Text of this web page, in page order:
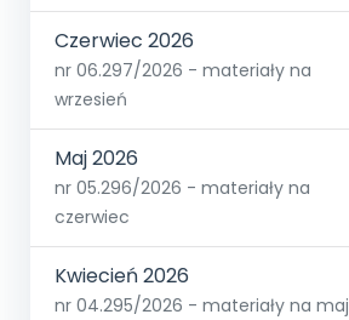
Czerwiec 2026
nr 06.297/2026 - materiały na
wrzesień
Maj 2026
nr 05.296/2026 - materiały na
czerwiec
Kwiecień 2026
nr 04.295/2026 - materiały na maj